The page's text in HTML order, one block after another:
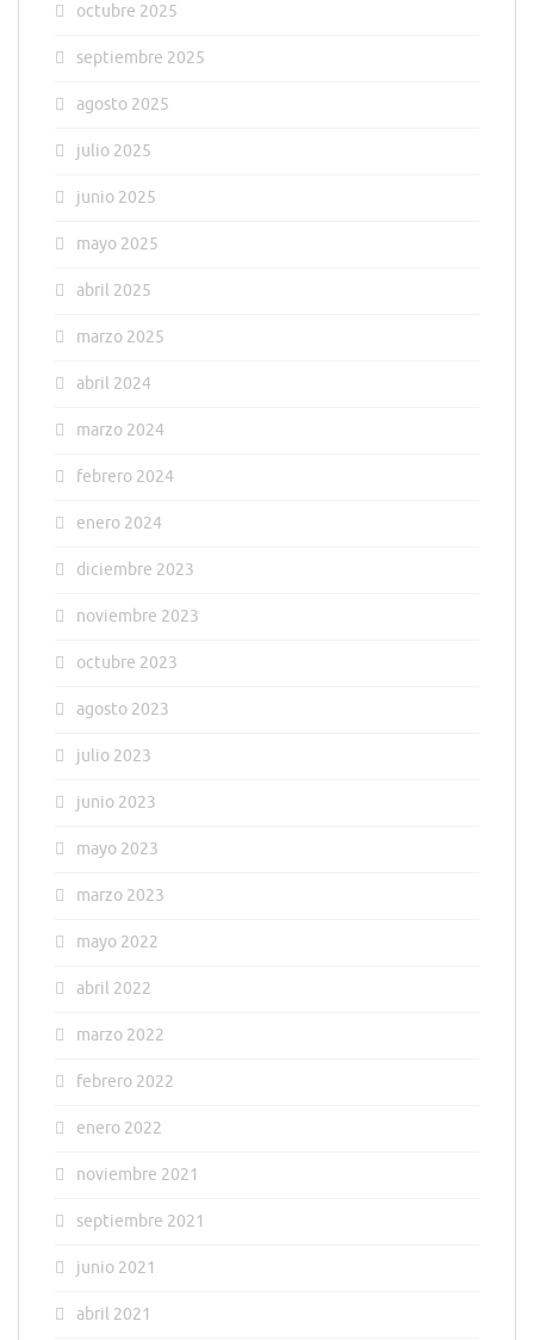
octubre 2025
septiembre 2025
agosto 2025
julio 2025
junio 2025
mayo 2025
abril 2025
marzo 2025
abril 2024
marzo 2024
febrero 2024
enero 2024
diciembre 2023
noviembre 2023
octubre 2023
agosto 2023
julio 2023
junio 2023
mayo 2023
marzo 2023
mayo 2022
abril 2022
marzo 2022
febrero 2022
enero 2022
noviembre 2021
septiembre 2021
junio 2021
abril 2021